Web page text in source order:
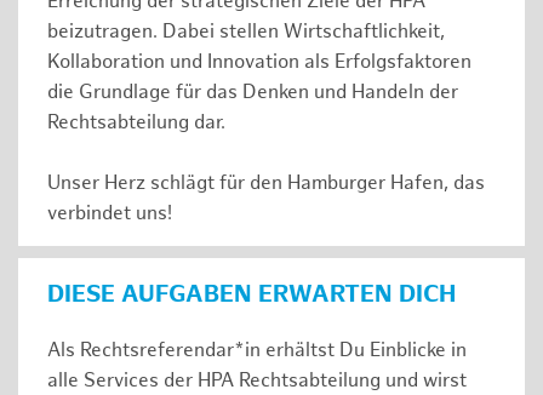
beizutragen. Dabei stellen Wirtschaftlichkeit,
Kollaboration und Innovation als Erfolgsfaktoren
die Grundlage für das Denken und Handeln der
Rechtsabteilung dar.
Unser Herz schlägt für den Hamburger Hafen, das
verbindet uns!
DIESE AUFGABEN ERWARTEN DICH
Als Rechtsreferendar*in erhältst Du Einblicke in
alle Services der HPA Rechtsabteilung und wirst